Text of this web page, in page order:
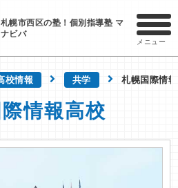
札幌市西区の塾！個別指導塾 マ
ナビバ
メニュー
校情報 共学 札幌国際情
情報高校